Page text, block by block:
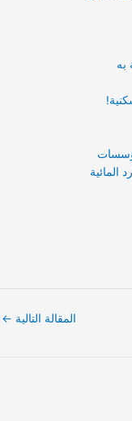
به
المائية
المقالة التالية ←